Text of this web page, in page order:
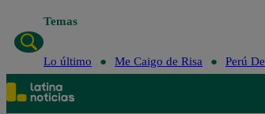
Temas
Lo último Me Caigo de Risa Perú